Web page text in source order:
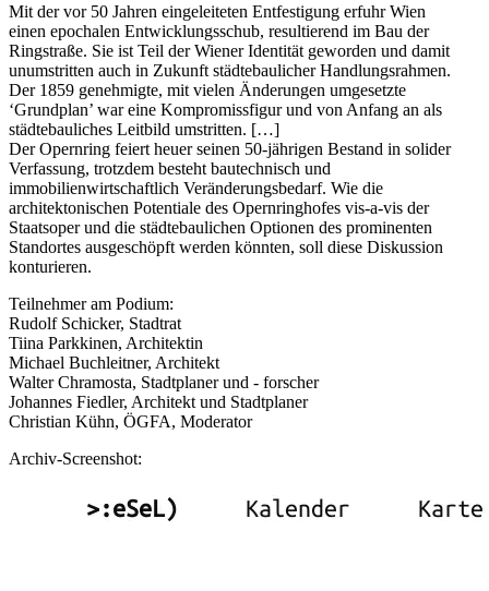
Mit der vor 50 Jahren eingeleiteten Entfestigung erfuhr Wien
einen epochalen Entwicklungsschub, resultierend im Bau der
Ringstraße. Sie ist Teil der Wiener Identität geworden und damit
unumstritten auch in Zukunft städtebaulicher Handlungsrahmen.
Der 1859 genehmigte, mit vielen Änderungen umgesetzte
‘Grundplan’ war eine Kompromissfigur und von Anfang an als
städtebauliches Leitbild umstritten. […]
Der Opernring feiert heuer seinen 50-jährigen Bestand in solider
Verfassung, trotzdem besteht bautechnisch und
immobilienwirtschaftlich Veränderungsbedarf. Wie die
architektonischen Potentiale des Opernringhofes vis-a-vis der
Staatsoper und die städtebaulichen Optionen des prominenten
Standortes ausgeschöpft werden könnten, soll diese Diskussion
konturieren.
Teilnehmer am Podium:
Rudolf Schicker, Stadtrat
Tiina Parkkinen, Architektin
Michael Buchleitner, Architekt
Walter Chramosta, Stadtplaner und - forscher
Johannes Fiedler, Architekt und Stadtplaner
Christian Kühn, ÖGFA, Moderator
Archiv-Screenshot: